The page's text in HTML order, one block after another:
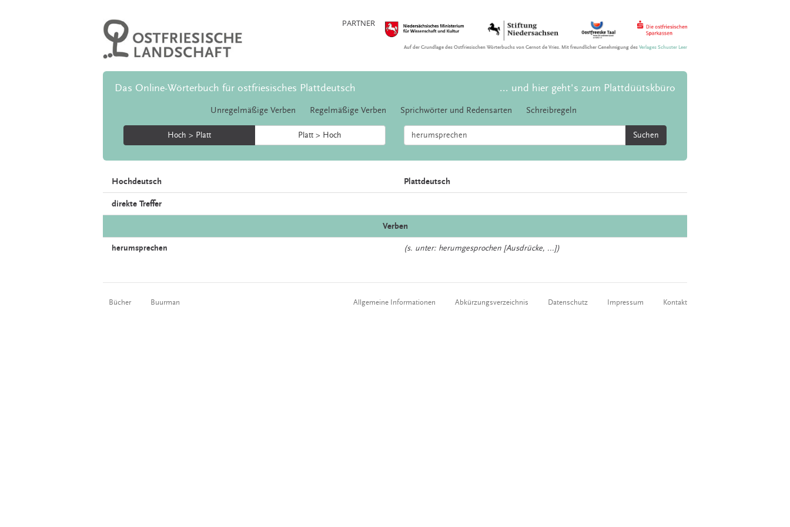
PARTNER
Auf der Grundlage des Ostfriesischen Wörterbuchs von Gernot de Vries. Mit freundlicher Genehmigung desVerlages Schuster Leer
Das Online-Wörterbuch für ostfriesisches Plattdeutsch ... und hier geht's zum Plattdüütskbüro
Unregelmäßige Verben Regelmäßige Verben Sprichwörter und Redensarten Schreibregeln
Hoch > Platt Platt > Hoch Suchen
Hochdeutsch Plattdeutsch
direkte Treffer
Verben
herumsprechen (s. unter: herumgesprochen [Ausdrücke, ...])
Bücher Buurman Allgemeine Informationen Abkürzungsverzeichnis Datenschutz Impressum Kontakt